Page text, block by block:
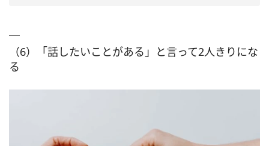
（6）「話したいことがある」と言って2人きりにな
る